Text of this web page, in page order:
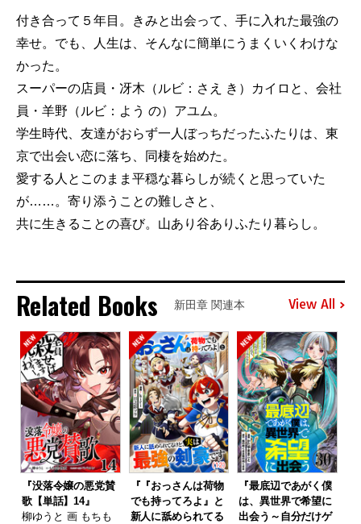
付き合って５年目。きみと出会って、手に入れた最強の
幸せ。でも、人生は、そんなに簡単にうまくいくわけな
かった。
スーパーの店員・冴木（ルビ：さえ き）カイロと、会社
員・羊野（ルビ：よう の）アユム。
学生時代、友達がおらず一人ぼっちだったふたりは、東
京で出会い恋に落ち、同棲を始めた。
愛する人とこのまま平穏な暮らしが続くと思っていた
が……。寄り添うことの難しさと、
共に生きることの喜び。山あり谷ありふたり暮らし。
Related Books 新田章 関連本 View All
『没落令嬢の悪党賛
歌【単話】14』
柳ゆうと 画 もちも
『『おっさんは荷物
でも持ってろよ』と
新人に舐められてる
『最底辺であがく僕
は、異世界で希望に
出会う～自分だけゲ